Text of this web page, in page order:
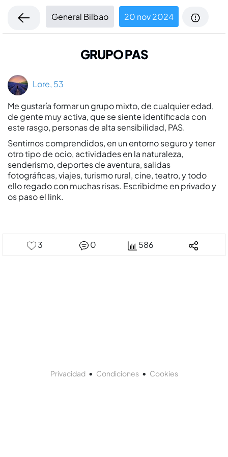
General Bilbao 20 nov 2024
GRUPO PAS
Lore, 53
Me gustaría formar un grupo mixto, de cualquier edad,
de gente muy activa, que se siente identificada con
este rasgo, personas de alta sensibilidad, PAS.
Sentirnos comprendidos, en un entorno seguro y tener
otro tipo de ocio, actividades en la naturaleza,
senderismo, deportes de aventura, salidas
fotográficas, viajes, turismo rural, cine, teatro, y todo
ello regado con muchas risas. Escribidme en privado y
os paso el link.
3 0 586
Privacidad• Condiciones• Cookies